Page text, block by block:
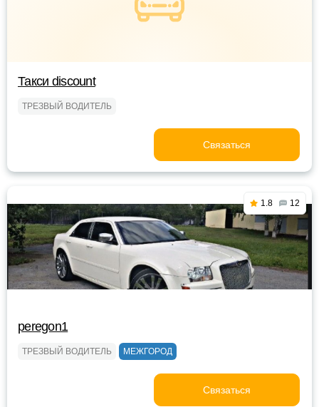
Такси discount
ТРЕЗВЫЙ ВОДИТЕЛЬ
Связаться
1.8 12
peregon1
ТРЕЗВЫЙ ВОДИТЕЛЬ МЕЖГОРОД
Связаться